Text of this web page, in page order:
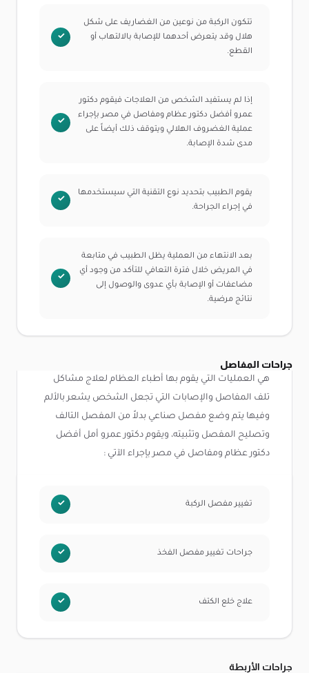
تتكون الركبة من نوعين من الغضاريف على شكل
هلال وقد يتعرض أحدهما للإصابة بالالتهاب أو
القطع.
إذا لم يستفيد الشخص من العلاجات فيقوم دكتور
عمرو أفضل دكتور عظام ومفاصل في مصر بإجراء
عملية الغضروف الهلالي ويتوقف ذلك أيضاً على
مدى شدة الإصابة.
يقوم الطبيب بتحديد نوع التقنية التي سيستخدمها
في إجراء الجراحة.
بعد الانتهاء من العملية يظل الطبيب في متابعة
في المريض خلال فترة التعافي للتأكد من وجود أي
مضاعفات أو الإصابة بأي عدوى والوصول إلى
نتائج مرضية.
جراحات المفاصل
هي العمليات التي يقوم بها أطباء العظام لعلاج مشاكل
تلف المفاصل والإصابات التي تجعل الشخص يشعر بالألم
وفيها يتم وضع مفصل صناعي بدلاً من المفصل التالف
وتصليح المفصل وتثبيته، ويقوم دكتور عمرو أمل أفضل
دكتور عظام ومفاصل في مصر بإجراء الآتي :
تغيير مفصل الركبة
جراحات تغيير مفصل الفخذ
علاج خلع الكتف
جراحات الأربطة